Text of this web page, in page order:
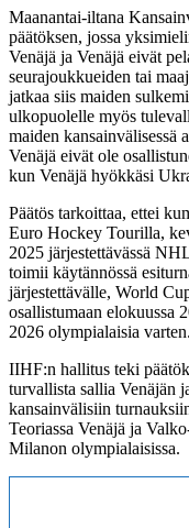
Maanantai-iltana
päätöksen, jossa
Venäjä ja Venäjä eivät
seurajoukkueiden tai
jatkaa siis maiden
ulkopuolelle myös
maiden kansainvälisessä
Venäjä eivät ole
kun Venäjä hyökkäsi
Päätös tarkoittaa, ettei
Euro Hockey Tourilla,
2025 järjestettävässä
toimii käytännössä
järjestettävälle, World
osallistumaan elokuussa
2026 olympialaisia varten.
IIHF:n hallitus teki
turvallista sallia Venäjän
kansainvälisiin
Teoriassa Venäjä ja
Milanon olympialaisissa.